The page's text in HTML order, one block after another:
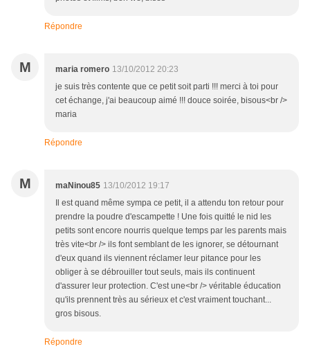
Répondre
M maria romero 13/10/2012 20:23
je suis très contente que ce petit soit parti !!! merci à toi pour
cet échange, j'ai beaucoup aimé !!! douce soirée, bisous<br />
maria
Répondre
M maNinou85 13/10/2012 19:17
Il est quand même sympa ce petit, il a attendu ton retour pour
prendre la poudre d'escampette ! Une fois quitté le nid les
petits sont encore nourris quelque temps par les parents mais
très vite<br /> ils font semblant de les ignorer, se détournant
d'eux quand ils viennent réclamer leur pitance pour les
obliger à se débrouiller tout seuls, mais ils continuent
d'assurer leur protection. C'est une<br /> véritable éducation
qu'ils prennent très au sérieux et c'est vraiment touchant...
gros bisous.
Répondre